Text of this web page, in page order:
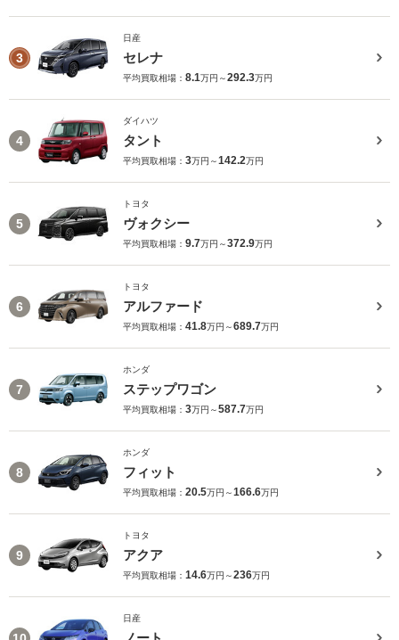
3
日産
セレナ
平均買取相場： 8.1万円～292.3万円
4
ダイハツ
タント
平均買取相場： 3万円～142.2万円
5
トヨタ
ヴォクシー
平均買取相場： 9.7万円～372.9万円
6
トヨタ
アルファード
平均買取相場： 41.8万円～689.7万円
7
ホンダ
ステップワゴン
平均買取相場： 3万円～587.7万円
8
ホンダ
フィット
平均買取相場： 20.5万円～166.6万円
9
トヨタ
アクア
平均買取相場： 14.6万円～236万円
日産